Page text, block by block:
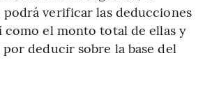
verificar las deducciones
como el monto total de ellas y
deducir sobre la base del